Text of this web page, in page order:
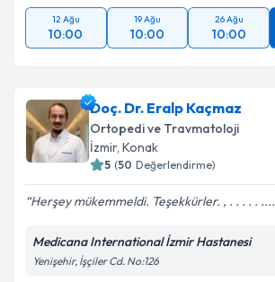
12 Ağu
10:00
19 Ağu
10:00
26 Ağu
10:00
Doç. Dr. Eralp Kaçmaz
Ortopedi ve Travmatoloji
İzmir, Konak
5 (50 Değerlendirme)
Herşey mükemmeldi. Teşekkürler. , . . . . . ....
Medicana International İzmir Hastanesi
Yenişehir, İşçiler Cd. No:126